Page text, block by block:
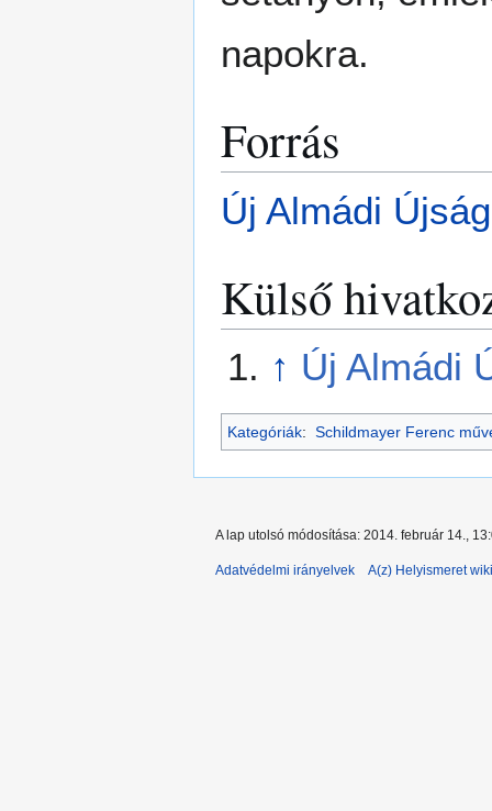
napokra.
Forrás
Új Almádi Újság
Külső
↑ Új Almádi
Kategóriák: Schildmayer Ferenc
A lap utolsó módosítása: 2014. február 14.,
Adatvédelmi irányelvek A(z) Helyismeret